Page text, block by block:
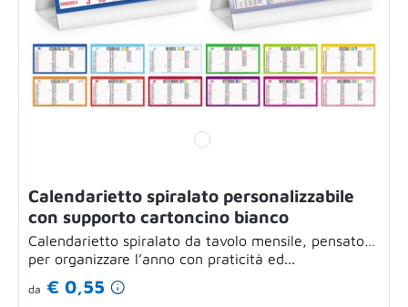
Calendarietto spiralato personalizzabile
con supporto cartoncino bianco
Calendarietto spiralato da tavolo mensile, pensato
per organizzare l’anno con praticità ed...
da € 0,55